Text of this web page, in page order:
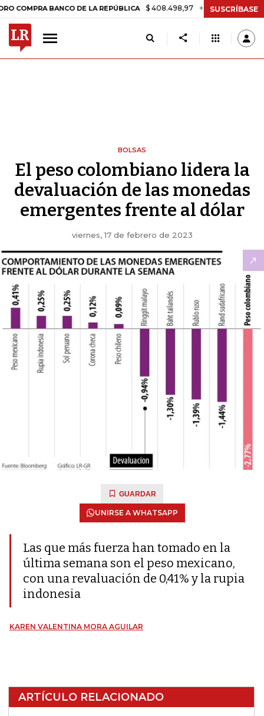
BANCO DE LA REPÚBLICA $ 408.498,97 +$ 8.753,81 +2,19%
SUSCRÍBASE
BOLSAS
El peso colombiano lidera la
devaluación de las monedas
emergentes frente al dólar
viernes, 17 de febrero de 2023
GUARDAR
UNIRSE A WHATSAPP
Las que más fuerza han tomado en la
última semana son el peso mexicano,
con una revaluación de 0,41% y la rupia
indonesia
KAREN VALENTINA MORA AGUILAR
ARTÍCULO RELACIONADO